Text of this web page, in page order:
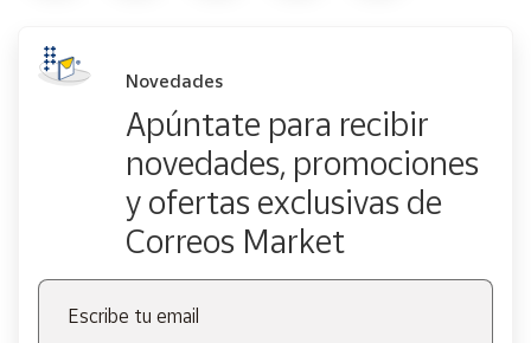
Novedades
Apúntate para recibir
novedades, promociones
y ofertas exclusivas de
Correos Market
Escribe tu email